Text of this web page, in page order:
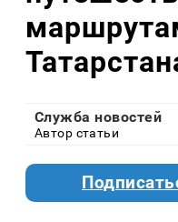
Служба новостей
Автор статьи